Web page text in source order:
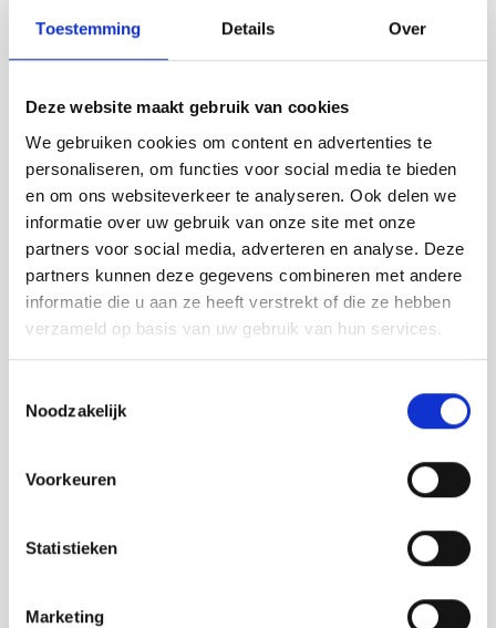
Toestemming Details Over
Deze website maakt gebruik van cookies
We gebruiken cookies om content en advertenties te
personaliseren, om functies voor social media te bieden
en om ons websiteverkeer te analyseren. Ook delen we
informatie over uw gebruik van onze site met onze
partners voor social media, adverteren en analyse. Deze
partners kunnen deze gegevens combineren met andere
informatie die u aan ze heeft verstrekt of die ze hebben
verzameld op basis van uw gebruik van hun services.
Noodzakelijk
Voorkeuren
Statistieken
Marketing